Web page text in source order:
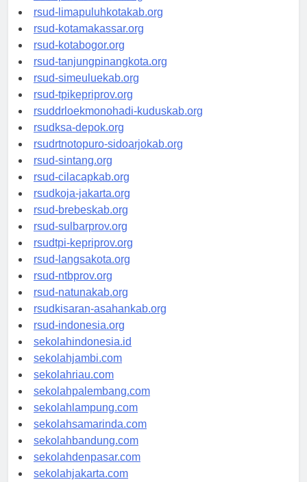
rsud-pasuruankota.org
rsud-limapuluhkotakab.org
rsud-kotamakassar.org
rsud-kotabogor.org
rsud-tanjungpinangkota.org
rsud-simeuluekab.org
rsud-tpikepriprov.org
rsuddrloekmonohadi-kuduskab.org
rsudksa-depok.org
rsudrtnotopuro-sidoarjokab.org
rsud-sintang.org
rsud-cilacapkab.org
rsudkoja-jakarta.org
rsud-brebeskab.org
rsud-sulbarprov.org
rsudtpi-kepriprov.org
rsud-langsakota.org
rsud-ntbprov.org
rsud-natunakab.org
rsudkisaran-asahankab.org
rsud-indonesia.org
sekolahindonesia.id
sekolahjambi.com
sekolahriau.com
sekolahpalembang.com
sekolahlampung.com
sekolahsamarinda.com
sekolahbandung.com
sekolahdenpasar.com